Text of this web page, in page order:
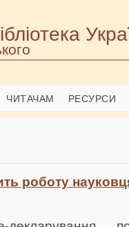
ЧИТАЧАМ РЕСУРСИ
роботу